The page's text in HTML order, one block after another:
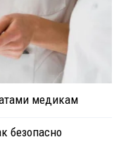
медикам
безопасно